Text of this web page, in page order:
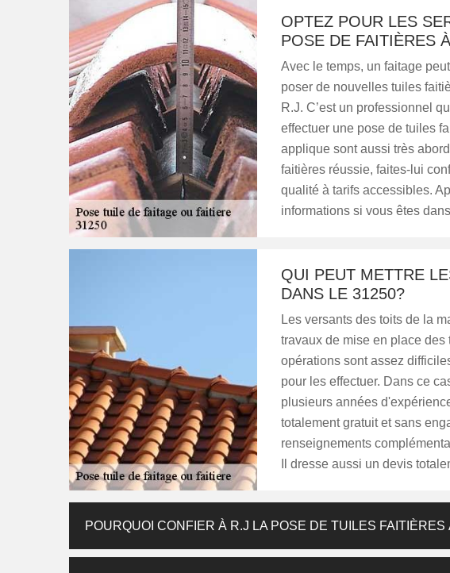
OPTEZ POUR LES
POSE DE FAITIÈRES
Avec le temps, un faitage
poser de nouvelles tuiles
R.J. C’est un professionnel
effectuer une pose de tuiles
applique sont aussi très
faitières réussie, faites-lui
qualité à tarifs accessibles.
informations si vous êtes
QUI PEUT METTRE
DANS LE 31250?
Les versants des toits de la
travaux de mise en place
opérations sont assez
pour les effectuer. Dans ce
plusieurs années
totalement gratuit et sans
renseignements
Il dresse aussi un devis
POURQUOI CONFIER À R.J LA POSE DE TUILES